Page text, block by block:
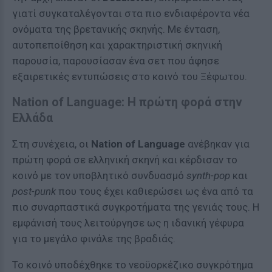
γιατί συγκαταλέγονται στα πιο ενδιαφέροντα νέα
ονόματα της βρετανικής σκηνής. Με ένταση,
αυτοπεποίθηση και χαρακτηριστική σκηνική
παρουσία, παρουσίασαν ένα σετ που άφησε
εξαιρετικές εντυπώσεις στο κοινό του Ξέφωτου.
Nation of Language: Η πρώτη φορά στην
Ελλάδα
Στη συνέχεια, οι Nation of Language ανέβηκαν για
πρώτη φορά σε ελληνική σκηνή και κέρδισαν το
κοινό με τον υποβλητικό συνδυασμό synth-pop και
post-punk που τους έχει καθιερώσει ως ένα από τα
πιο συναρπαστικά συγκροτήματα της γενιάς τους. Η
εμφάνισή τους λειτούργησε ως η ιδανική γέφυρα
για το μεγάλο φινάλε της βραδιάς.
Το κοινό υποδέχθηκε το νεοϋορκέζικο συγκρότημα